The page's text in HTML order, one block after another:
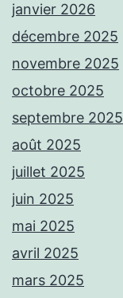
janvier 2026
décembre 2025
novembre 2025
octobre 2025
septembre 2025
août 2025
juillet 2025
juin 2025
mai 2025
avril 2025
mars 2025